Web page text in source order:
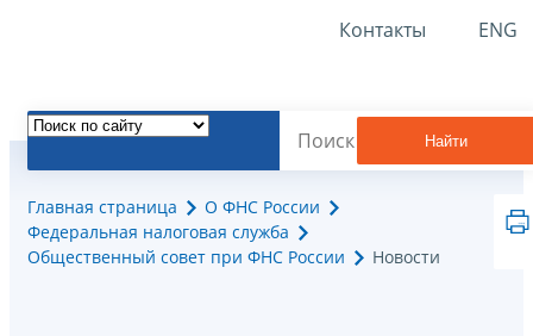
Контакты ENG
Найти
Главная страница
О ФНС России
Федеральная налоговая служба
Общественный совет при ФНС России
Новости